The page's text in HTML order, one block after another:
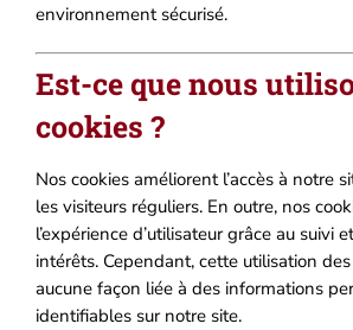
environnement sécurisé.
Est-ce que nous
cookies ?
Nos cookies améliorent l’accès à notre
les visiteurs réguliers. En outre, nos
l’expérience d’utilisateur grâce au suivi
intérêts. Cependant, cette utilisation des
aucune façon liée à des informations
identifiables sur notre site.